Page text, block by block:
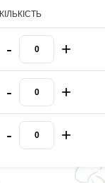
КІЛЬКІСТЬ
- +
- +
- +